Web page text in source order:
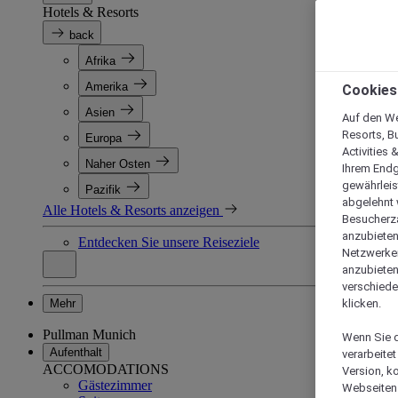
Hotels & Resorts
back
Afrika
Amerika
Asien
Europa
Naher Osten
Pazifik
Alle Hotels & Resorts anzeigen
Entdecken Sie unsere Reiseziele
Mehr
Pullman Munich
Aufenthalt
ACCOMODATIONS
Gästezimmer
Auf den
Resorts,
Activities
Ihrem
abgelehnt
klicken.
Wenn Sie
Version,